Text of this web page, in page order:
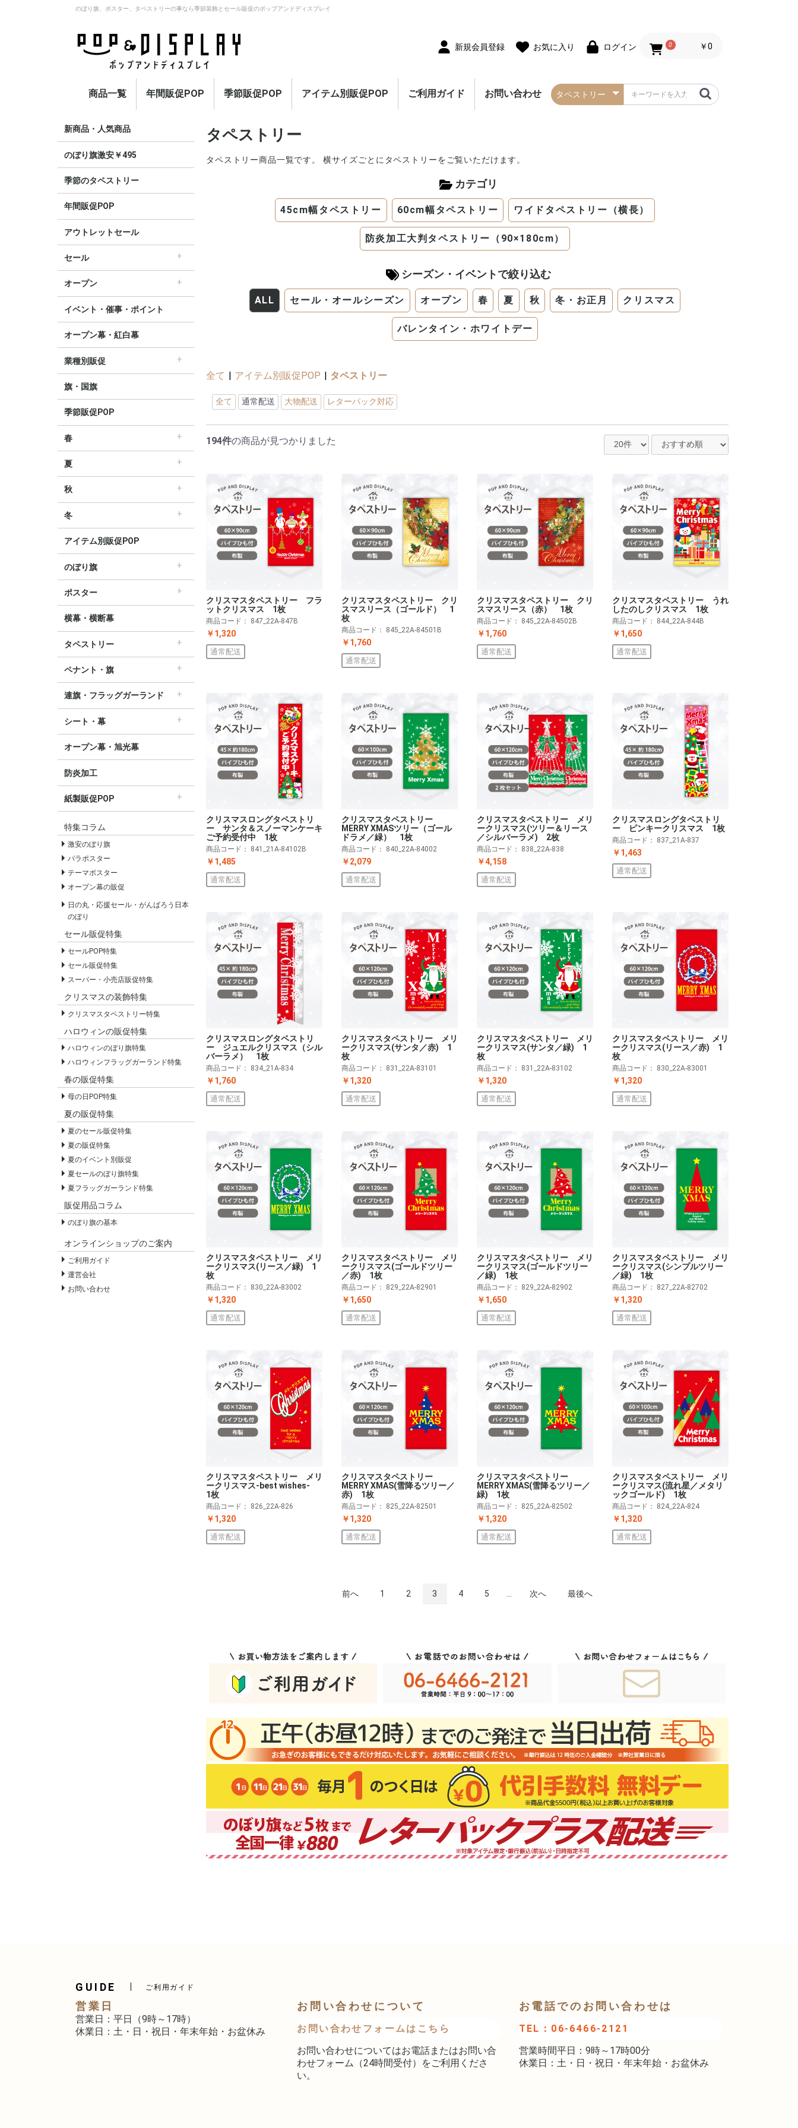
のぼり旗、ポスター、タペストリーの事なら季節装飾とセール販促のポップアンドディスプレイ
新規会員登録 お気に入り ログイン 0 ￥0
商品一覧 年間販促POP
ーズン販促
販促
季節販促POP アイテム別販促POP
グガーランド
ド
ご利用ガイド お問い合わせ
新商品・人気商品
のぼり旗激安￥495
季節のタペストリー
年間販促POP
アウトレットセール
セール
すべてのセール販促POP
セール・割引
∟セールのぼり旗
∟セールポスター
∟セールタペストリー
∟シンプルセール
∟プリズムセール
割引・値下げ・ＯＦＦ
創業祭・感謝祭・決算
閉店・売り尽くし
オープン
すべてのオープン販促POP
オープン・営業中
オープニングセール
リニューアルオープン
イベント・催事・ポイント
オープン幕・紅白幕
業種別販促
すべての業界別販促POP
レギュラー・オールシーズン販促
ホテル・宿泊販促
リサイクル・中古販売販促
ドラッグ薬局・薬局販促
理美容販促
飲食店販促
物販・小売店販促
不動産・車販促
旗・国旗
季節販促POP
春
すべての春の販促POP
春・スプリング
バレンタインデー・ホワイトデー
母の日・父の日
スプリングセール
夏
すべての夏の販促POP
夏・サマー
七夕
サマーセール
秋
すべての秋の販促POP
秋・オータム
ハロウィン
オータムセール
冬
すべての冬の販促POP
冬・ウィンター
クリスマス
歳末・お正月
ウィンターセール
アイテム別販促POP
のぼり旗
すべてののぼり旗
セールのぼり旗
レギュラーのぼり旗
ホテルのぼり旗
リサイクルのぼり旗
ドラッグ薬局のぼり旗
美容のぼり旗
物販のぼり旗
飲食のぼり旗
不動産・車のぼり旗
春のぼり旗
夏のぼり旗
秋のぼり旗
冬のぼり旗
ハロウィンのぼり旗
ポスター
すべてのポスター
パラポスター（横長）
テーマポスター（正方形）
変形ポスター
セールポスター
▽季節から選ぶ
∟春ポスター
∟夏ポスター
∟秋・ハロウィンポスター
∟冬・お正月・初売りポスター
∟クリスマスポスター
∟バレンタインポスター
横幕・横断幕
タペストリー
すべてのタペストリー
防炎加工タペストリー（90×180cm）
∟春タペストリー
∟夏タペストリー
∟秋・ハロウィンタペストリー
∟冬・クリスマスタペストリー
∟お正月タペストリー
∟バレンタインデータペストリー
60cm幅タペストリー
45cm幅タペストリー
ワイドタペストリー
ペナント・旗
すべてのペナント・旗
ペナント
ビッグペナント
連旗・フラッグガーランド
すべての連旗・フラッグ
連続ペナント
フラッグガーランド
ウェーブペナント他
シート・幕
すべてのシート・幕
シート・ワゴン幕
テーブルクロス
デコレーションリボン
オープン幕・旭光幕
防炎加工
紙製販促POP
すべての紙製販促POP
セールPOP
特集コラム
激安のぼり旗
パラポスター
テーマポスター
オープン幕の販促
日の丸・応援セール・がんばろう日本
のぼり
セール販促特集
セールPOP特集
セール販促特集
スーパー・小売店販促特集
クリスマスの装飾特集
クリスマスタペストリー特集
ハロウィンの販促特集
ハロウィンのぼり旗特集
ハロウィンフラッグガーランド特集
春の販促特集
母の日POP特集
夏の販促特集
夏のセール販促特集
夏の販促特集
夏のイベント別販促
夏セールのぼり旗特集
夏フラッグガーランド特集
販促用品コラム
のぼり旗の基本
オンラインショップのご案内
ご利用ガイド
運営会社
お問い合わせ
タペストリー
タペストリー商品一覧です。 横サイズごとにタペストリーをご覧いただけます。
カテゴリ
45cm幅タペストリー 60cm幅タペストリー ワイドタペストリー（横長）
防炎加工大判タペストリー（90×180cm）
シーズン・イベントで絞り込む
ALL セール・オールシーズン オープン 春 夏 秋 冬・お正月 クリスマス
バレンタイン・ホワイトデー
全て | アイテム別販促POP | タペストリー
全て 通常配送 大物配送 レターパック対応
194件の商品が見つかりました
クリスマスタペストリー フラ
ットクリスマス 1枚
商品コード： 847_22A-847B
￥1,320
通常配送
クリスマスタペストリー クリ
スマスリース（ゴールド） 1
枚
商品コード： 845_22A-84501B
￥1,760
通常配送
クリスマスタペストリー クリ
スマスリース（赤） 1枚
商品コード： 845_22A-84502B
￥1,760
通常配送
クリスマスタペストリー うれ
したのしクリスマス 1枚
商品コード： 844_22A-844B
￥1,650
通常配送
クリスマスロングタペストリ
ー サンタ＆スノーマンケーキ
ご予約受付中 1枚
商品コード： 841_21A-84102B
￥1,485
通常配送
クリスマスタペストリー
MERRY XMASツリー（ゴール
ドラメ／緑） 1枚
商品コード： 840_22A-84002
￥2,079
通常配送
クリスマスタペストリー メリ
ークリスマス(ツリー＆リース
／シルバーラメ) 2枚
商品コード： 838_22A-838
￥4,158
通常配送
クリスマスロングタペストリ
ー ピンキークリスマス 1枚
商品コード： 837_21A-837
￥1,463
通常配送
クリスマスロングタペストリ
ー ジュエルクリスマス（シル
バーラメ） 1枚
商品コード： 834_21A-834
￥1,760
通常配送
クリスマスタペストリー メリ
ークリスマス(サンタ／赤) 1
枚
商品コード： 831_22A-83101
￥1,320
通常配送
クリスマスタペストリー メリ
ークリスマス(サンタ／緑) 1
枚
商品コード： 831_22A-83102
￥1,320
通常配送
クリスマスタペストリー メリ
ークリスマス(リース／赤) 1
枚
商品コード： 830_22A-83001
￥1,320
通常配送
クリスマスタペストリー メリ
ークリスマス(リース／緑) 1
枚
商品コード： 830_22A-83002
￥1,320
通常配送
クリスマスタペストリー メリ
ークリスマス(ゴールドツリー
／赤) 1枚
商品コード： 829_22A-82901
￥1,650
通常配送
クリスマスタペストリー メリ
ークリスマス(ゴールドツリー
／緑) 1枚
商品コード： 829_22A-82902
￥1,650
通常配送
クリスマスタペストリー メリ
ークリスマス(シンプルツリー
／緑) 1枚
商品コード： 827_22A-82702
￥1,320
通常配送
クリスマスタペストリー メリ
ークリスマス-best wishes-
1枚
商品コード： 826_22A-826
￥1,320
通常配送
クリスマスタペストリー
MERRY XMAS(雪降るツリー／
赤) 1枚
商品コード： 825_22A-82501
￥1,320
通常配送
クリスマスタペストリー
MERRY XMAS(雪降るツリー／
緑) 1枚
商品コード： 825_22A-82502
￥1,320
通常配送
クリスマスタペストリー メリ
ークリスマス(流れ星／メタリ
ックゴールド) 1枚
商品コード： 824_22A-824
￥1,320
通常配送
前へ 1 2 3 4 5 ... 次へ 最後へ
GUIDE ご利用ガイド
営業日
営業日：平日（9時～17時）
休業日：土・日・祝日・年末年始・お盆休み
お問い合わせについて
お問い合わせフォームはこちら
お問い合わせについてはお電話またはお問い合
わせフォーム（24時間受付）をご利用くださ
い。
お電話でのお問い合わせは
TEL：06-6466-2121
営業時間平日：9時～17時00分
休業日：土・日・祝日・年末年始・お盆休み